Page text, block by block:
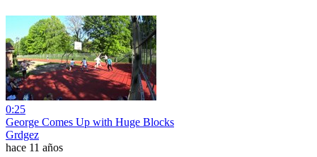
0:25
George Comes Up with Huge Blocks
Grdgez
hace 11 años